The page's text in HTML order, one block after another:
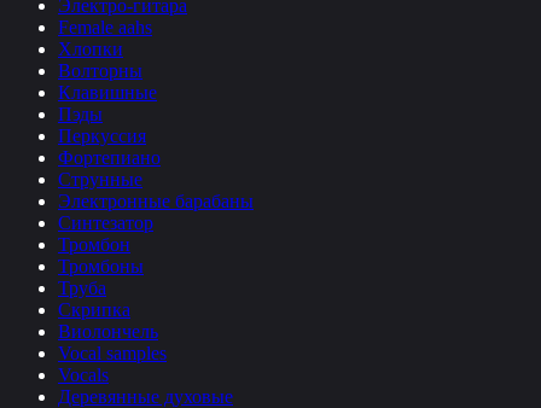
Электро-гитара
Female aahs
Хлопки
Волторны
Клавишные
Пэды
Перкуссия
Фортепиано
Струнные
Электронные барабаны
Синтезатор
Тромбон
Тромбоны
Труба
Скрипка
Виолончель
Vocal samples
Vocals
Деревянные духовые